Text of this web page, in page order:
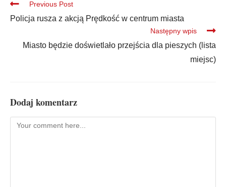
Previous Post
Policja rusza z akcją Prędkość w centrum miasta
Następny wpis
Miasto będzie doświetlało przejścia dla pieszych (lista
miejsc)
Dodaj komentarz